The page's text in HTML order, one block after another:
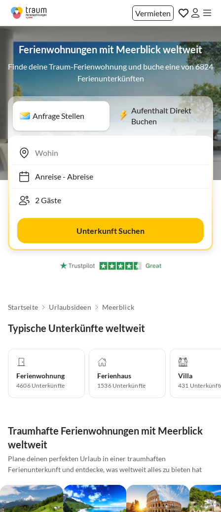
Vermieten
Ferienwohnungen mit Meerblick weltweit
Finde deine Traum-Ferienwohnung und buche eine von 6824
Ferienunterkünften
Anfrage Stellen
Aufenthalt Direkt
Buchen
Anreise- Abreise
Unterkunft Suchen
Startseite Urlaubsideen Meerblick
Typische Unterkünfte weltweit
Ferienwohnung
4606 Unterkünfte
Ferienhaus
1536 Unterkünfte
Villa
431
Traumhafte Ferienwohnungen mit Meerblick
weltweit
Plane deinen perfekten Urlaub in einer traumhaften
Ferienunterkunft und entdecke, was weltweit alles zu bieten hat